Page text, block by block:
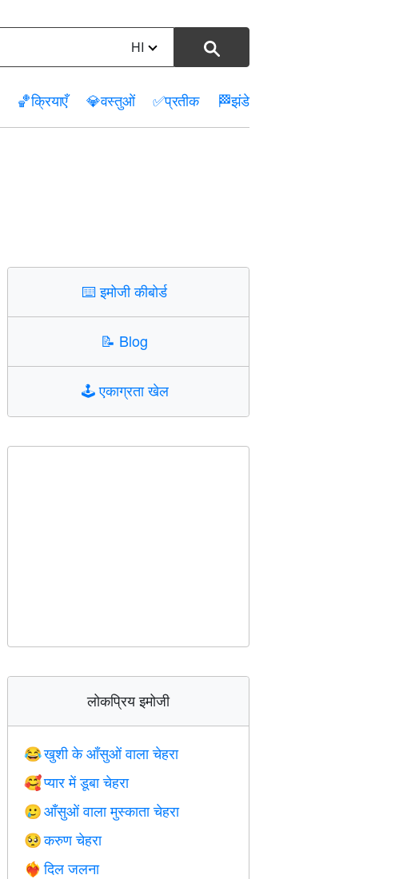
HI
🏀क्रियाएँ 💎वस्तुओं ✅प्रतीक 🏁झंडे
⌨️इमोजी कीबोर्ड
📝 Blog
🕹️एकाग्रता खेल
लोकप्रिय इमोजी
😂खुशी के आँसुओं वाला चेहरा
🥰प्यार में डूबा चेहरा
🥲 आँसुओं वाला मुस्काता चेहरा
🥺 करुण चेहरा
❤️‍🔥 दिल जलना